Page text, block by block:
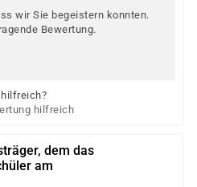
wir Sie begeistern konnten.
Bewertung.
hilfreich
dem das
am